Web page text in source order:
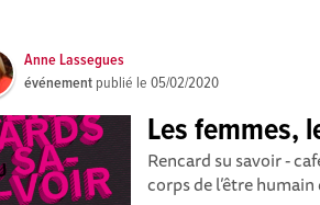
Anne Lassegues
événement publié le05/02/2020
Les femmes,
Rencard su savoir -
corps de l’être